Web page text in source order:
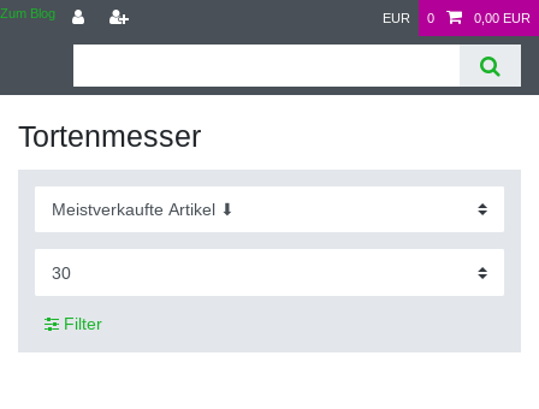
Zum Blog EUR 0 0,00 EUR
Tortenmesser
Filter